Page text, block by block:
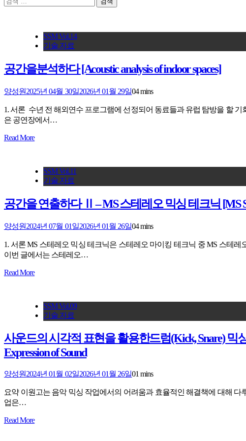
SSM Vol.14
기술 자료
공간을분석하다 [Acoustic analysis of indoor spaces]
양성원2025년 04월 30일2026년 01월 29일04 mins
1. 서론 수년 전 해외연수 프로그램에 선정되어 동료들과 유럽 탐방을 할
은 공연장에서…
Read More
SSM Vol.11
기술 자료
공간을 연출하다 Ⅱ – MS 스테레오 믹싱 테크닉 [MS
양성원2024년 07월 01일2026년 01월 26일04 mins
1. 서론 MS 스테레오 믹싱 테크닉은 스테레오 마이킹 테크닉 중 MS 스테
이번 글에서는 스테레오…
Read More
SSM Vol.09
기술 자료
사운드의 시각적 표현을 활용한드럼(Kick, Snare) 믹싱
Expression of Sound
양성원2024년 01월 02일2026년 01월 26일01 mins
요약 이원고는 음악 믹싱 작업에서의 어려움과 효율적인 해결책에 대해
업은…
Read More